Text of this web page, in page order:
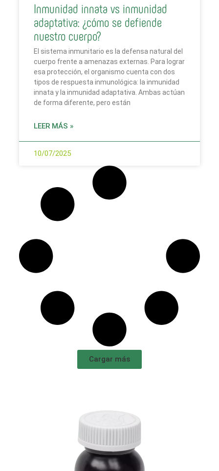
Inmunidad innata vs inmunidad
adaptativa: ¿cómo se defiende
nuestro cuerpo?
El sistema inmunitario es la defensa natural del
cuerpo frente a amenazas externas. Para lograr
esa protección, el organismo cuenta con dos
tipos de respuesta inmunológica: la inmunidad
innata y la inmunidad adaptativa. Ambas actúan
de forma diferente, pero están
LEER MÁS »
10/07/2025
Cargar más